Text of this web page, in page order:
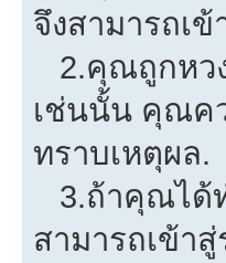
จึงสามารถเ
2.คุณถูกหว
เช่นนั้น คุณค
ทราบเหตุผล.
3.ถ้าคุณได้
สามารถเข้า